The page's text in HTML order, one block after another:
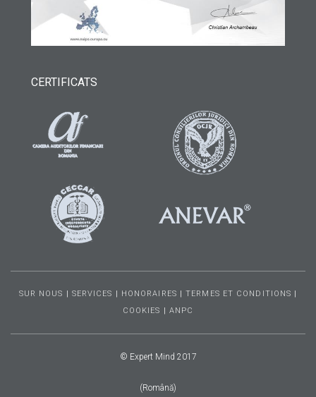
CERTIFICATS
SUR NOUS | SERVICES | HONORAIRES |TERMES ET CONDITIONS |
COOKIES | ANPC
© Expert Mind 2017
(Română)